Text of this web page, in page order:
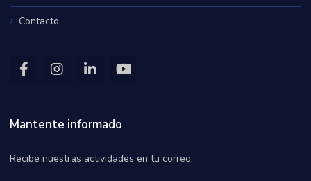
Contacto
Mantente informado
Recibe nuestras actividades en tu correo.